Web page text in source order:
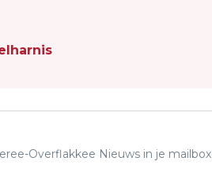
Overflakkee Nieuws in je mailbox